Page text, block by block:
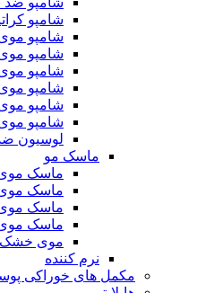
شامپو
شامپو
شامپو
شامپو
شامپو
شامپو
شامپو
لوسیون
ماسک مو
ماسک موی
ماسک
ماسک
ماسک موی
موی خشک
نرم کننده
مکمل های خوراکی